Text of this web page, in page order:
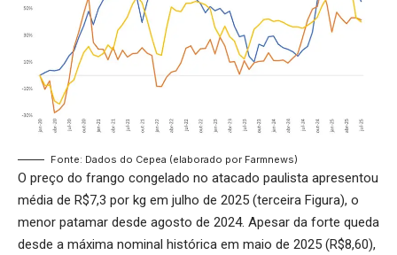
Fonte: Dados do Cepea (elaborado por Farmnews)
O preço do frango congelado no atacado paulista apresentou
média de R$7,3 por kg em julho de 2025 (terceira Figura), o
menor patamar desde agosto de 2024. Apesar da forte queda
desde a máxima nominal histórica em maio de 2025 (R$8,60),